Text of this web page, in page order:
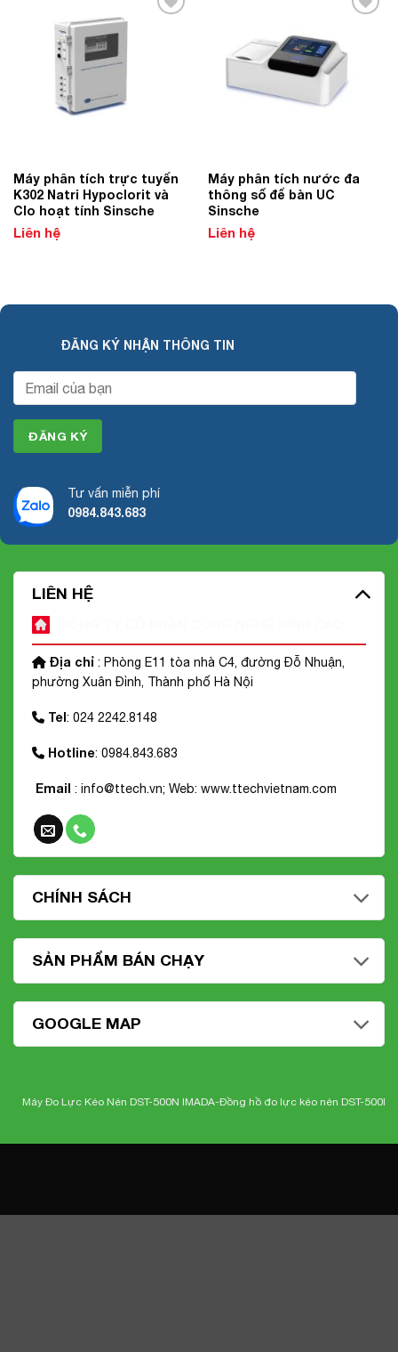
Máy phân tích trực tuyến
K302 Natri Hypoclorit và
Clo hoạt tính Sinsche
Liên hệ
Máy phân tích nước đa
thông số để bàn UC
Sinsche
Liên hệ
ĐĂNG KÝ NHẬN THÔNG TIN
Tư vấn miễn phí
0984.843.683
LIÊN HỆ
Địa chỉ : Phòng E11 tòa nhà C4, đường Đỗ Nhuận,
phường Xuân Đỉnh, Thành phố Hà Nội
Tel: 024 2242.8148
Hotline: 0984.843.683
Email : info@ttech.vn; Web: www.ttechvietnam.com
CHÍNH SÁCH
SẢN PHẨM BÁN CHẠY
GOOGLE MAP
Máy Đo Lực Kéo Nén DST-500N IMADA-Đồng hồ đo lực kéo nén DST-500N